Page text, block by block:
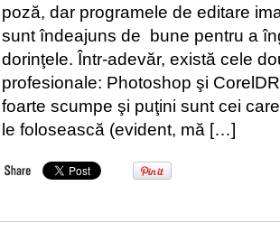
poză, dar programele de editare
sunt îndeajuns de bune pentru a
dorinţele. Într-adevăr, există cele
profesionale: Photoshop şi
foarte scumpe şi puţini sunt cei
le folosească (evident, mă […]